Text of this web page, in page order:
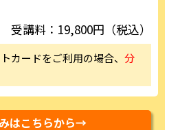
受講料：19,800円（税込）
カードをご利用の場合、分
はこちらから→